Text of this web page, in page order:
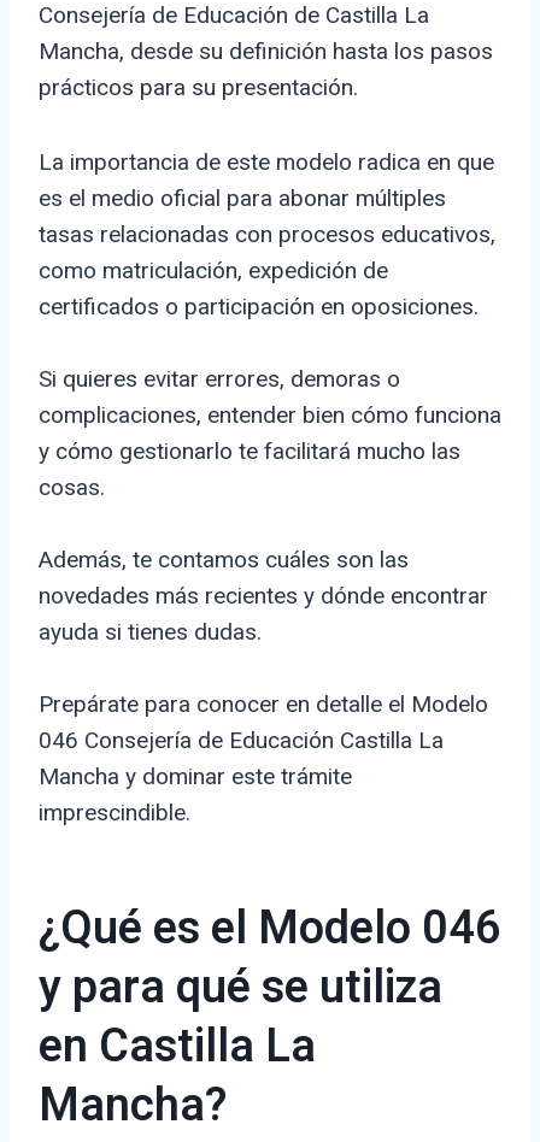
Consejería de Educación de Castilla La
Mancha, desde su definición hasta los pasos
prácticos para su presentación.
La importancia de este modelo radica en que
es el medio oficial para abonar múltiples
tasas relacionadas con procesos educativos,
como matriculación, expedición de
certificados o participación en oposiciones.
Si quieres evitar errores, demoras o
complicaciones, entender bien cómo funciona
y cómo gestionarlo te facilitará mucho las
cosas.
Además, te contamos cuáles son las
novedades más recientes y dónde encontrar
ayuda si tienes dudas.
Prepárate para conocer en detalle el Modelo
046 Consejería de Educación Castilla La
Mancha y dominar este trámite
imprescindible.
¿Qué es el Modelo 046
y para qué se utiliza
en Castilla La
Mancha?